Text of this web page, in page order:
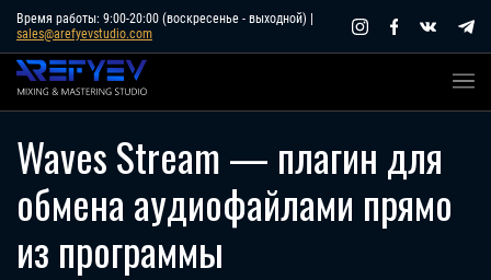
Skip
content
Время работы: 9:00-20:00 (воскресенье - выходной) |
sales@arefyevstudio.com
Waves Stream — плагин для
обмена аудиофайлами прямо
из программы